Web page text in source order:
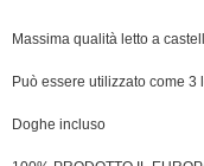
Massima qualità letto a
Può essere utilizzato come 3
Doghe incluso